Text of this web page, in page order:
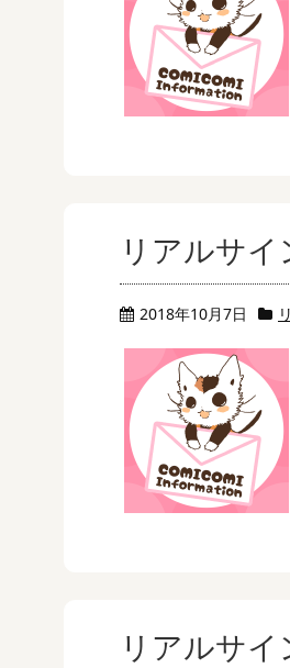
リアルサ
2018年10月7日
リアルサ